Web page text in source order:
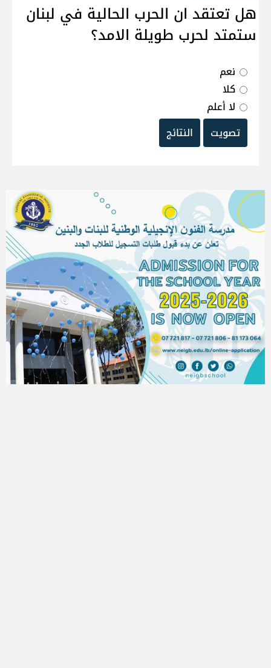
هل تعتقد ان الحرب الحالية في لبنان
ستمتد لحرب طويلة الامد؟
نعم
كلا
لا أعلم
تصويت
النتائج